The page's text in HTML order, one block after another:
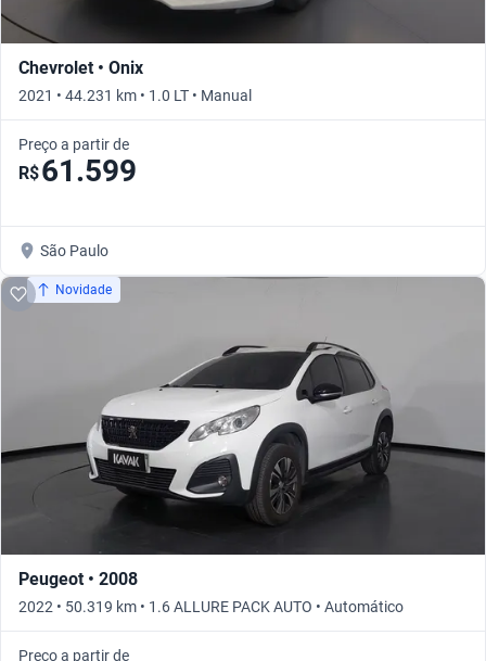
Chevrolet • Onix
2021 • 44.231 km • 1.0 LT • Manual
Preço a partir de
R$61.599
São Paulo
Novidade
Peugeot • 2008
2022 • 50.319 km • 1.6 ALLURE PACK AUTO • Automático
Preço a partir de